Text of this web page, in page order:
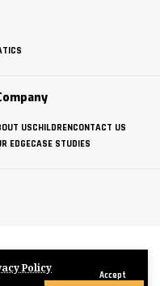
Policy
Accept
USCHILDRENCONTACT US
EDGECASE STUDIES